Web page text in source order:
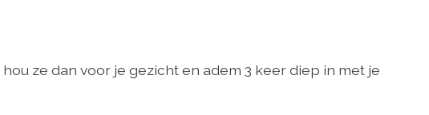
ze dan voor je gezicht en adem 3 keer diep in met je